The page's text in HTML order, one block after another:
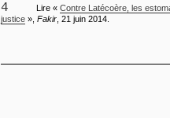
4 Lire « Contre Latécoère, les
justice », Fakir , 21 juin 2014.